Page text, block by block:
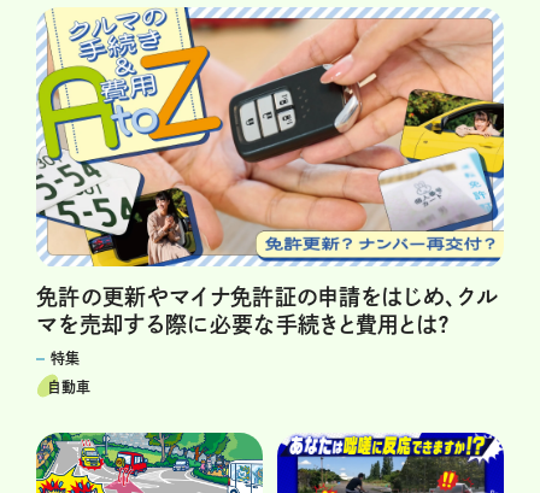
免許の更新やマイナ免許証の申請をはじめ、クル
マを売却する際に必要な手続きと費用とは？
特集
自動車